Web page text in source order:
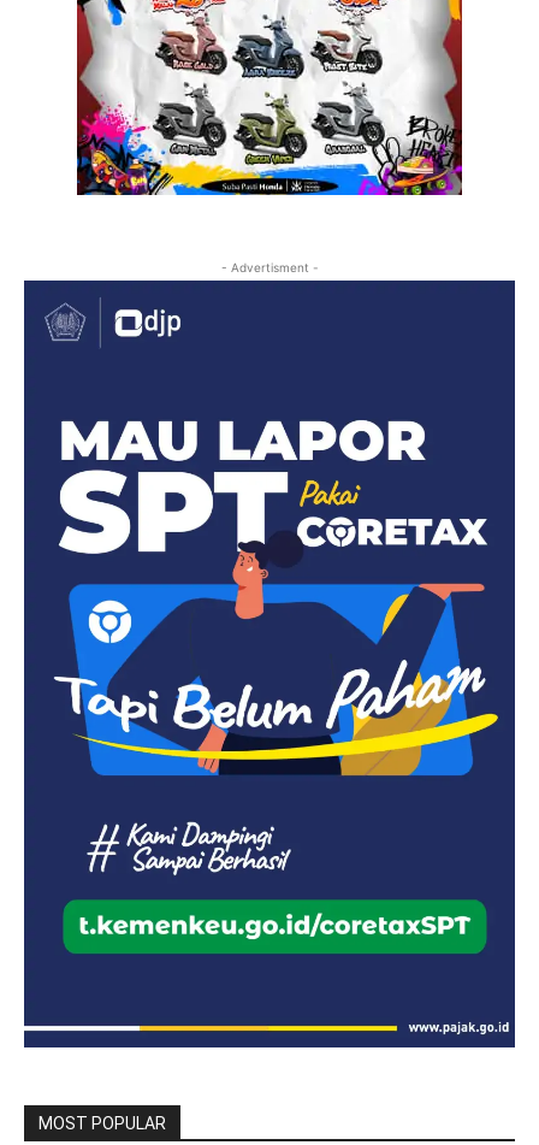
- Advertisment -
MOST POPULAR